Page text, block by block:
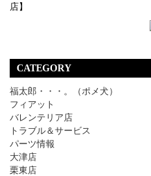
店】
CATEGORY
福太郎・・・。（ポメ犬）
フィアット
バレンテリア店
トラブル＆サービス
パーツ情報
大津店
栗東店